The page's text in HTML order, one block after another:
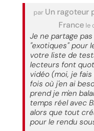
par Un ragoteur
France le
Je ne partage
"exotiques" pour
votre liste de
lecteurs font
vidéo (moi, je
fois où j'en ai
prend je m'en
temps réel avec
alors que tout
pour le rendu